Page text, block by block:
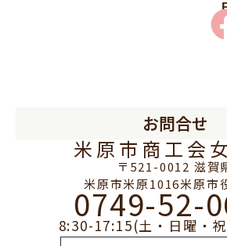
お問合せ
米原市商工会
〒521-0012 滋賀
米原市米原1016米原市
0749-52-
8:30-17:15(土・日曜・